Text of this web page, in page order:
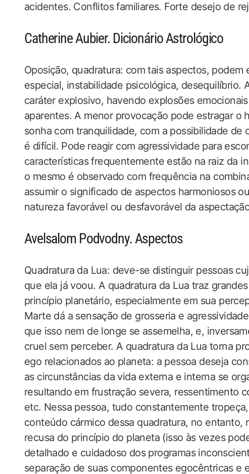
acidentes. Conflitos familiares. Forte desejo de
Catherine Aubier. Dicionário Astrológico
Oposição, quadratura: com tais aspectos, podem
especial, instabilidade psicológica, desequilíbrio.
caráter explosivo, havendo explosões
aparentes. A menor provocação pode estragar o
sonha com tranquilidade, com a possibilidade de
é difícil. Pode reagir com agressividade para
características frequentemente estão na raiz da
o mesmo é observado com frequência na
assumir o significado de aspectos harmoniosos
natureza favorável ou desfavorável da
Avelsalom Podvodny. Aspectos
Quadratura da Lua: deve-se distinguir pessoas
que ela já voou. A quadratura da Lua traz
princípio planetário, especialmente em sua
Marte dá a sensação de grosseria e
que isso nem de longe se assemelha, e,
cruel sem perceber. A quadratura da Lua torna
ego relacionados ao planeta: a pessoa deseja
as circunstâncias da vida externa e interna se
resultando em frustração severa, ressentimento
etc. Nessa pessoa, tudo constantemente
conteúdo cármico dessa quadratura, no entanto,
recusa do princípio do planeta (isso às vezes
detalhado e cuidadoso dos programas
separação de suas componentes egocêntricas e